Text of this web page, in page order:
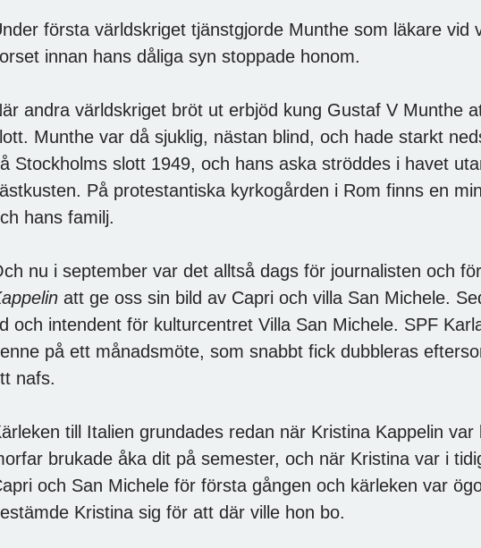
första världskriget tjänstgjorde Munthe som läkare vid
innan hans dåliga syn stoppade honom.
andra världskriget bröt ut erbjöd kung Gustaf V Munthe
Munthe var då sjuklig, nästan blind, och hade starkt
Stockholms slott 1949, och hans aska ströddes i havet
På protestantiska kyrkogården i Rom finns en
hans familj.
nu i september var det alltså dags för journalisten och
att ge oss sin bild av Capri och villa San Michele.
och intendent för kulturcentret Villa San Michele. SPF
på ett månadsmöte, som snabbt fick dubbleras
nafs.
till Italien grundades redan när Kristina Kappelin
brukade åka dit på semester, och när Kristina var i
och San Michele för första gången och kärleken var
Kristina sig för att där ville hon bo.